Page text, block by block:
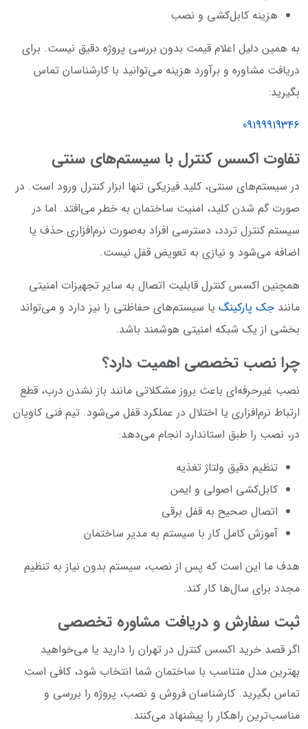
هزینه کابل‌کشی و نصب
به همین دلیل اعلام قیمت بدون بررسی پروژه دقیق نیست. برای
دریافت مشاوره و برآورد هزینه می‌توانید با کارشناسان تماس
بگیرید:
09199919346
تفاوت اکسس کنترل با سیستم‌های سنتی
در سیستم‌های سنتی، کلید فیزیکی تنها ابزار کنترل ورود است. در
صورت گم شدن کلید، امنیت ساختمان به خطر می‌افتد. اما در
سیستم کنترل تردد، دسترسی افراد به‌صورت نرم‌افزاری حذف یا
اضافه می‌شود و نیازی به تعویض قفل نیست.
همچنین اکسس کنترل قابلیت اتصال به سایر تجهیزات امنیتی
مانند جک پارکینگ یا سیستم‌های حفاظتی را نیز دارد و می‌تواند
بخشی از یک شبکه امنیتی هوشمند باشد.
چرا نصب تخصصی اهمیت دارد؟
نصب غیرحرفه‌ای باعث بروز مشکلاتی مانند باز نشدن درب، قطع
ارتباط نرم‌افزاری یا اختلال در عملکرد قفل می‌شود. تیم فنی کاویان
در، نصب را طبق استاندارد انجام می‌دهد:
تنظیم دقیق ولتاژ تغذیه
کابل‌کشی اصولی و ایمن
اتصال صحیح به قفل برقی
آموزش کامل کار با سیستم به مدیر ساختمان
هدف ما این است که پس از نصب، سیستم بدون نیاز به تنظیم
مجدد برای سال‌ها کار کند.
ثبت سفارش و دریافت مشاوره تخصصی
اگر قصد خرید اکسس کنترل در تهران را دارید یا می‌خواهید
بهترین مدل متناسب با ساختمان شما انتخاب شود، کافی است
تماس بگیرید. کارشناسان فروش و نصب، پروژه را بررسی و
مناسب‌ترین راهکار را پیشنهاد می‌کنند.